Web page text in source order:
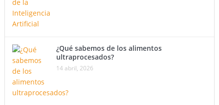
¿Qué sabemos de los alimentos
ultraprocesados?
14 abril, 2026